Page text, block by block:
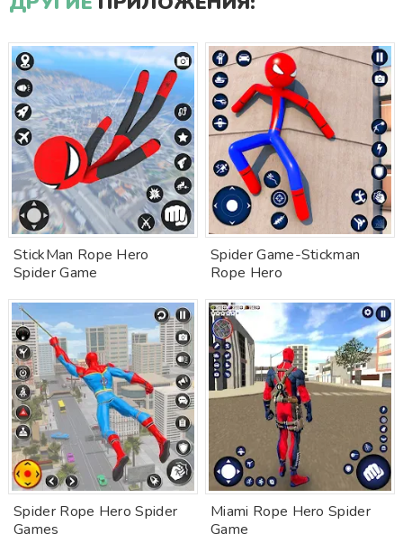
StickMan Rope Hero
Spider Game
Spider Game-Stickman
Rope Hero
Spider Rope Hero Spider
Games
Miami Rope Hero Spider
Game